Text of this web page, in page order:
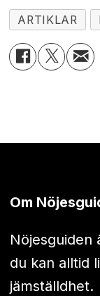
ARTIKLAR
Om
Nöjesguiden
du kan alltid
jämställdhet.